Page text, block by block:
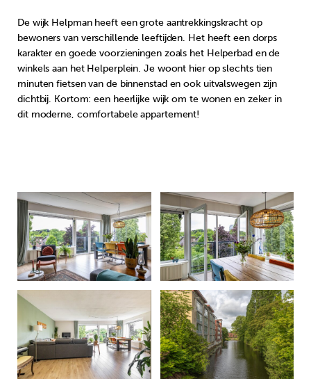
De wijk Helpman heeft een grote aantrekkingskracht op
bewoners van verschillende leeftijden. Het heeft een dorps
karakter en goede voorzieningen zoals het Helperbad en de
winkels aan het Helperplein. Je woont hier op slechts tien
minuten fietsen van de binnenstad en ook uitvalswegen zijn
dichtbij. Kortom: een heerlijke wijk om te wonen en zeker in
dit moderne, comfortabele appartement!